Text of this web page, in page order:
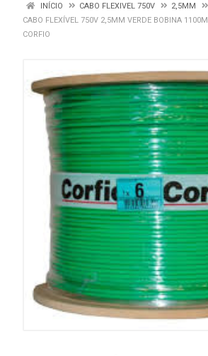
INÍCIO CABO FLEXIVEL 750V
2,5MM
CABO FLEXÍVEL 750V 2,5MM VERDE BOBINA 1100M
CORFIO